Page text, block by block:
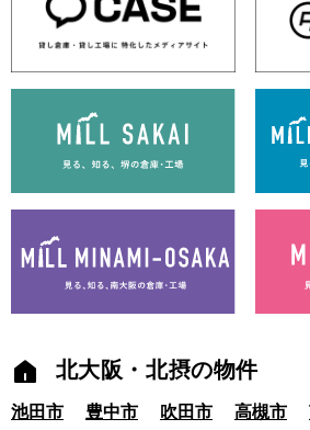
北大阪・北摂の物件
池田市 豊中市 吹田市 高槻市